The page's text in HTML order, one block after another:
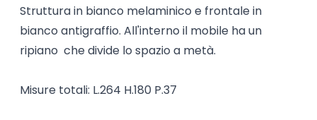
Struttura in bianco melaminico e frontale in
bianco antigraffio. All'interno il mobile ha un
ripiano che divide lo spazio a metà.
Misure totali: L.264 H.180 P.37